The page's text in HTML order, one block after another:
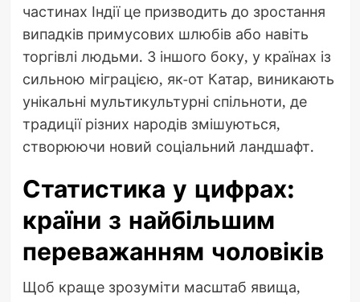
частинах Індії це призводить до зростання
випадків примусових шлюбів або навіть
торгівлі людьми. З іншого боку, у країнах із
сильною міграцією, як-от Катар, виникають
унікальні мультикультурні спільноти, де
традиції різних народів змішуються,
створюючи новий соціальний ландшафт.
Статистика у цифрах:
країни з найбільшим
переважанням чоловіків
Щоб краще зрозуміти масштаб явища,